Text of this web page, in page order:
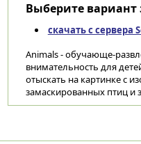
Выберите вариант
скачать с сервера
Animals - обучающе-
внимательность для
отыскать на картинке с
замаскированных птиц и